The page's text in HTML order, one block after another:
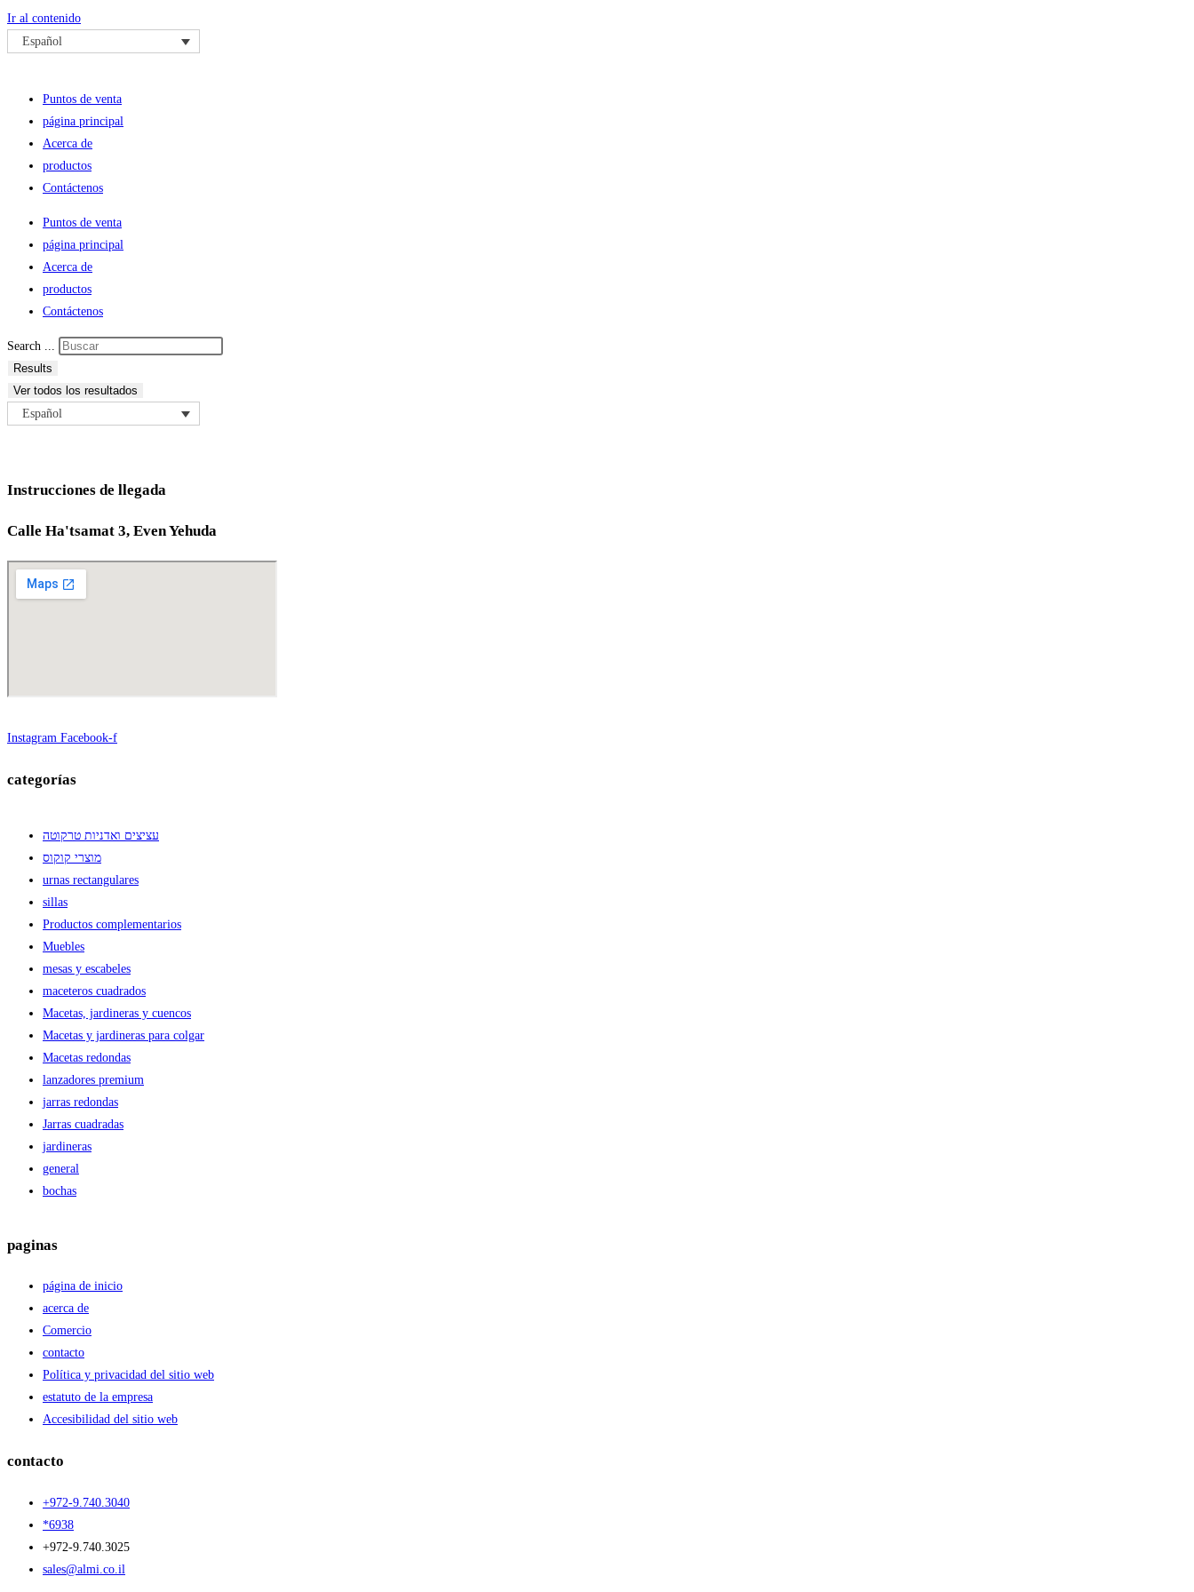
Ir al contenido
Español
Puntos de venta
página principal
Acerca de
productos
Contáctenos
Puntos de venta
página principal
Acerca de
productos
Contáctenos
Search ...
Results
Ver todos los resultados
Español
Instrucciones de llegada
Calle Ha'tsamat 3, Even Yehuda
Instagram Facebook-f
categorías
עציצים ואדניות טרקוטה
מוצרי קוקוס
urnas rectangulares
sillas
Productos complementarios
Muebles
mesas y escabeles
maceteros cuadrados
Macetas, jardineras y cuencos
Macetas y jardineras para colgar
Macetas redondas
lanzadores premium
jarras redondas
Jarras cuadradas
jardineras
general
bochas
paginas
página de inicio
acerca de
Comercio
contacto
Política y privacidad del sitio web
estatuto de la empresa
Accesibilidad del sitio web
contacto
+972-9.740.3040
*6938
+972-9.740.3025
sales@almi.co.il